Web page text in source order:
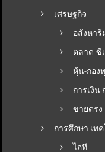
เศรษฐกิจ
อสังหาริ
ตลาด-ซี
หุ้น-กอง
การเงิน
ขายตรง
การศึกษา เท
ไอที